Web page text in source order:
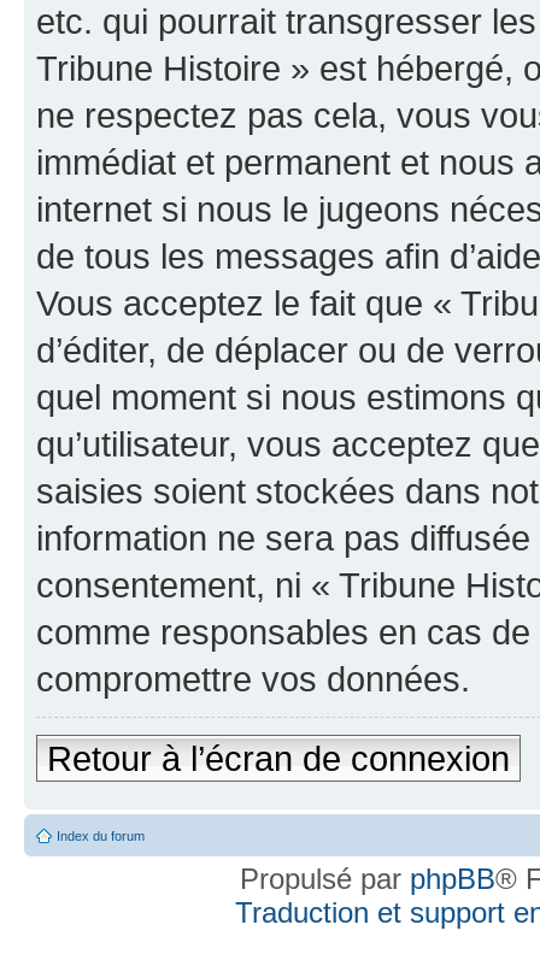
etc. qui pourrait transgresser
Tribune Histoire » est hébergé,
ne respectez pas cela, vous
immédiat et permanent et nous
internet si nous le jugeons
de tous les messages afin
Vous acceptez le fait que «
d’éditer, de déplacer ou de
quel moment si nous estimons
qu’utilisateur, vous acceptez
saisies soient stockées dans
information ne sera pas
consentement, ni « Tribune
comme responsables en cas
compromettre vos données.
Retour à l’écran de connexion
Index du forum
Propulsé par phpBB®
Traduction et support